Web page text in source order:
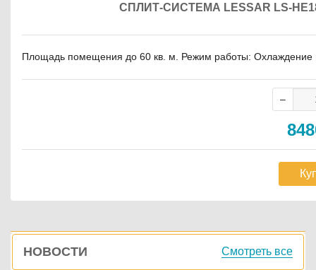
СПЛИТ-СИСТЕМА LESSAR LS-
Площадь помещения до 60 кв. м. Режим работы: Охлаждение
Боковая
панель
НОВОСТИ Смотреть все